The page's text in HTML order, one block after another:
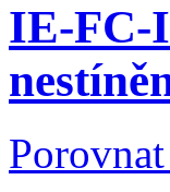
IE-FC-